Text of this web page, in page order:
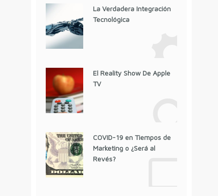
La Verdadera Integración
Tecnológica
El Reality Show De Apple
TV
COVID-19 en Tiempos de
Marketing o ¿Será al
Revés?